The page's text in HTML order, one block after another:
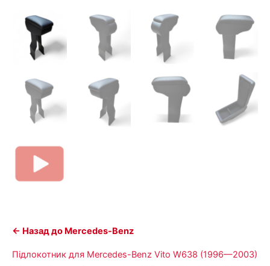
← Назад до Mercedes-Benz
Підлокотник для Mercedes-Benz Vito W638 (1996—2003)